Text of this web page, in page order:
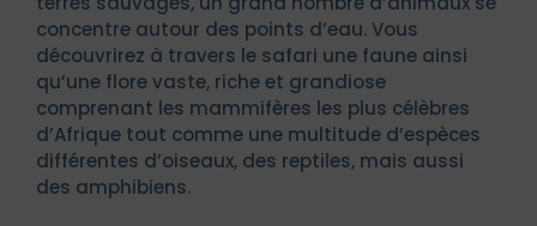
concentre autour des points d’eau. Vous
découvrirez à travers le safari une faune ainsi
qu’une flore vaste, riche et grandiose
comprenant les mammifères les plus célèbres
d’Afrique tout comme une multitude d’espèces
différentes d’oiseaux, des reptiles, mais aussi
des amphibiens.